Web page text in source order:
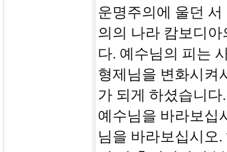
운명주의에 울던
의의 나라 캄보디
다. 예수님의 피는
형제님을 변화시켜
가 되게 하셨습니
예수님을 바라보십
님을 바라보십시오